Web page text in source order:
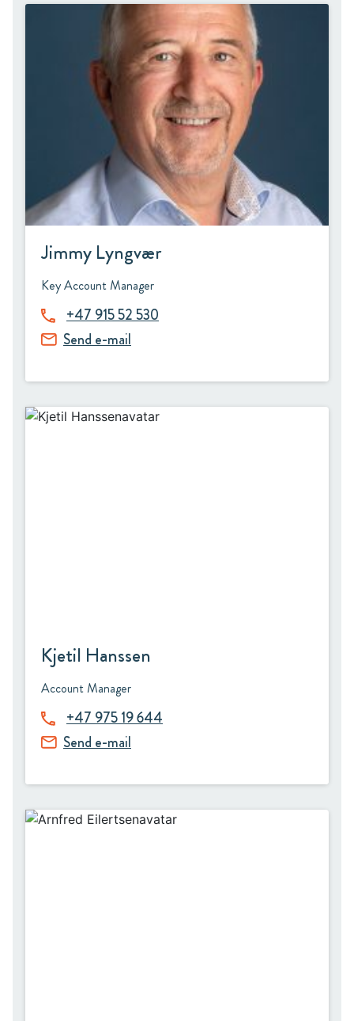
Jimmy Lyngvær
Key Account Manager
+47 915 52 530
Send e-mail
Kjetil Hanssen
Account Manager
+47 975 19 644
Send e-mail